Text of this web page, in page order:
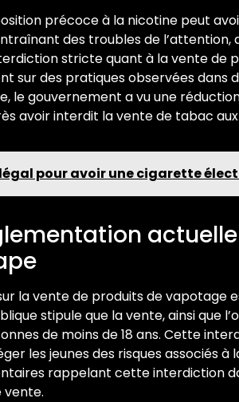
précoce à la nicotine peut
des troubles de l’attention,
stricte quant à la vente de
sur des pratiques observées dans
le gouvernement a vu une
avoir interdit la vente de tabac
pour avoir une cigarette
la vente de produits de vapotage
stipule que la vente, ainsi que
de moins de 18 ans. Cette
les jeunes des risques associés
rappelant cette interdiction
vente.